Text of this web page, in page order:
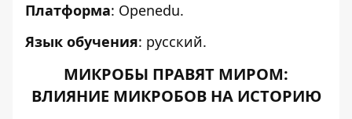
Платформа: Оpenedu.
Язык обучения: русский.
МИКРОБЫ ПРАВЯТ МИРОМ:
ВЛИЯНИЕ МИКРОБОВ НА ИСТОРИЮ